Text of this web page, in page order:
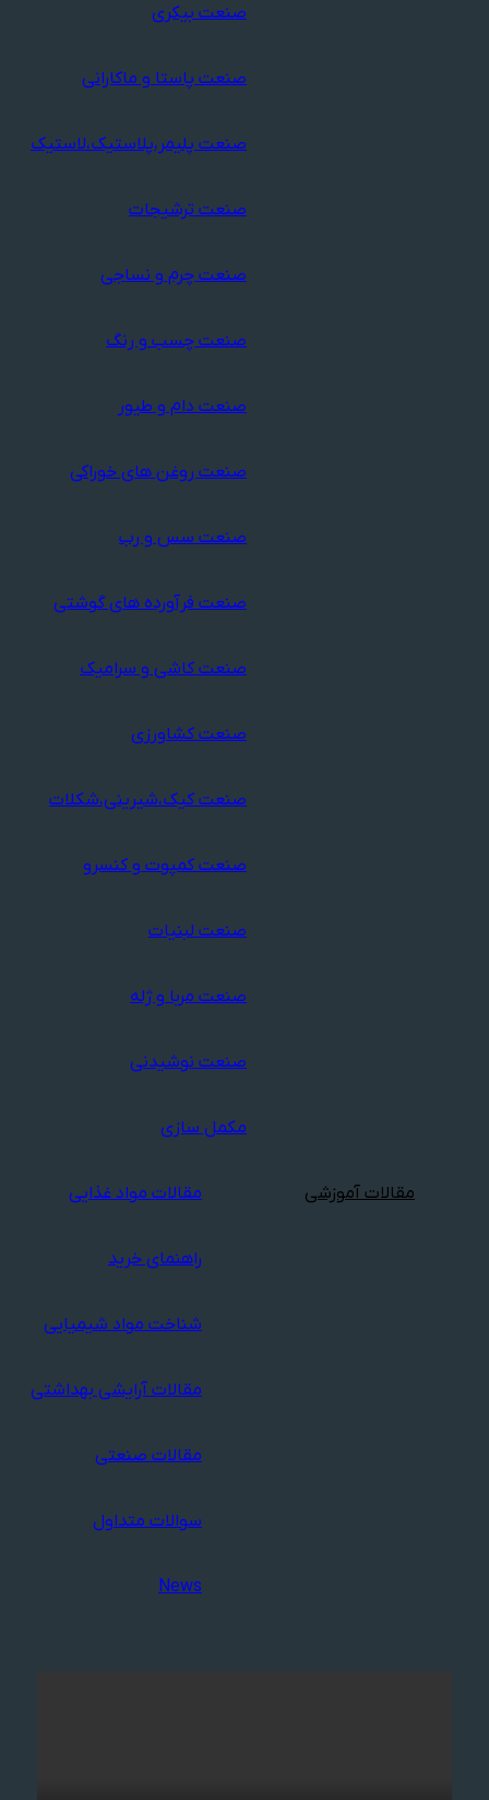
صنعت بیکری
صنعت پاستا و ماکارانی
صنعت پلیمر،پلاستیک،لاستیک
صنعت ترشیجات
صنعت چرم و نساجی
صنعت چسب و رنگ
صنعت دام و طیور
صنعت روغن های خوراکی
صنعت سس و رب
صنعت فرآورده های گوشتی
صنعت کاشی و سرامیک
صنعت کشاورزی
صنعت کیک،شیرینی،شکلات
صنعت کمپوت و کنسرو
صنعت لبنیات
صنعت مربا و ژله
صنعت نوشیدنی
مکمل سازی
مقالات آموزشی مقالات مواد غذایی
راهنمای خرید
شناخت مواد شیمیایی
مقالات آرایشی بهداشتی
مقالات صنعتی
سوالات متداول
News